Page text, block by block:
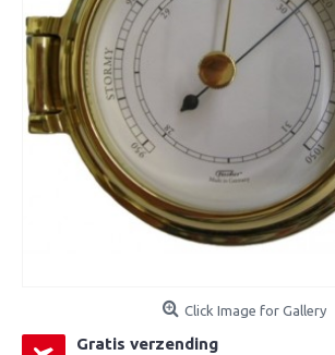
Click Image for Gallery
Gratis verzending